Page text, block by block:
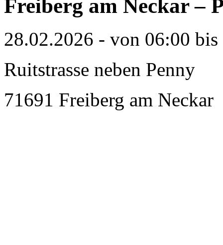
Freiberg am Neckar –
28.02.2026 - von 06:00
Ruitstrasse neben Penny
71691 Freiberg am Neckar